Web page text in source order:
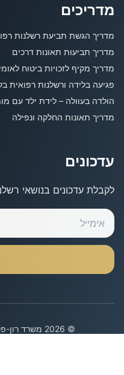
מדריכים
מדריך הגשת תביעת רשלנות
מדריך תביעות תאונות דרכים
מדריך מקיף לזכויות ביטוח
פגיעה בלידה ורשלנות רפואית
הולדה בעוולה – לידת ילד עם
מדריך תאונות החלקה ונפילה
עדכונים
לקבלת עדכונים בנושאי
©
2026 משרד רון-